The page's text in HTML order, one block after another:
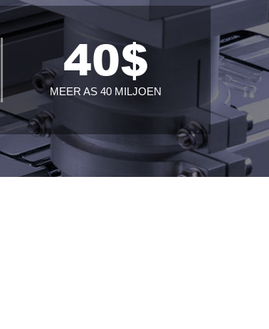
40$
MEER AS 40 MILJOEN